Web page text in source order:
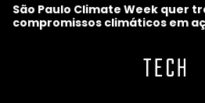
São Paulo Climate Week quer
compromissos climáticos em
TECH